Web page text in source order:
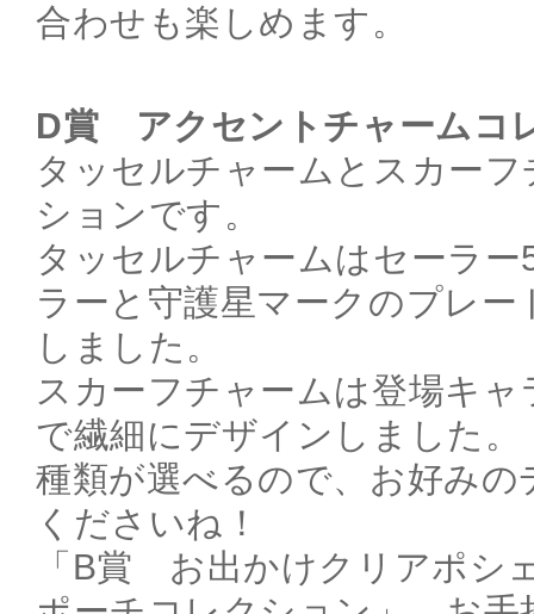
合わせも楽しめます。
D賞 アクセントチャームコ
タッセルチャームとスカー
ションです。
タッセルチャームはセーラ
ラーと守護星マークのプレ
しました。
スカーフチャームは登場キ
で繊細にデザインしました。
種類が選べるので、お好み
くださいね！
「B賞 お出かけクリアポ